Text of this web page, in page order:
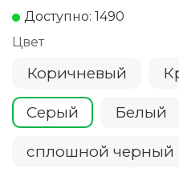
Доступно: 1490
Цвет
Коричневый
Серый Белый
сплошной черный